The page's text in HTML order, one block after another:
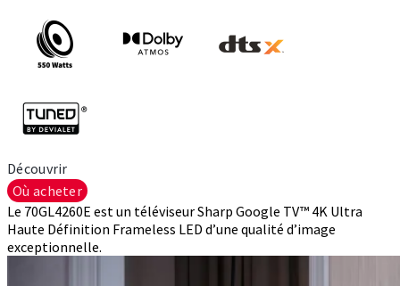
Découvrir
Où acheter
Le 70GL4260E est un téléviseur Sharp Google TV™ 4K Ultra
Haute Définition Frameless LED d’une qualité d’image
exceptionnelle.